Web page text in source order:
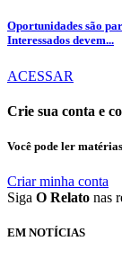
Oportunidades são
Interessados devem...
ACESSAR
Crie sua conta e
Você pode ler
Criar minha conta
Siga O Relato nas
EM NOTÍCIAS